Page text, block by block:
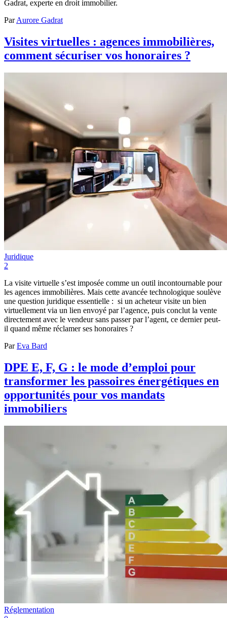
Gadrat, experte en droit immobilier.
ParAurore Gadrat
Visites virtuelles : agences immobilières,
comment sécuriser vos honoraires ?
Juridique
2
La visite virtuelle s’est imposée comme un outil incontournable pour
les agences immobilières. Mais cette avancée technologique soulève
une question juridique essentielle : si un acheteur visite un bien
virtuellement via un lien envoyé par l’agence, puis conclut la vente
directement avec le vendeur sans passer par l’agent, ce dernier peut-
il quand même réclamer ses honoraires ?
ParEva Bard
DPE E, F, G : le mode d’emploi pour
transformer les passoires énergétiques en
opportunités pour vos mandats
immobiliers
Réglementation